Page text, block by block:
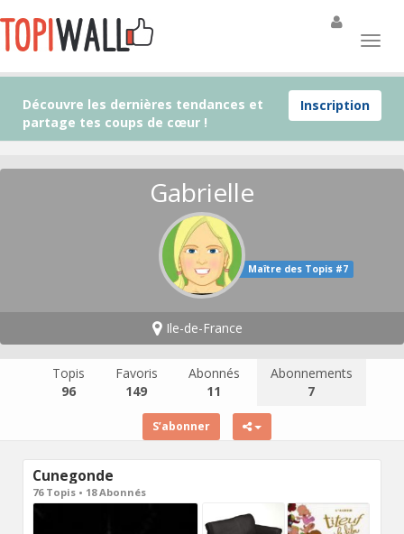
Inscription
Découvre les dernières tendances et
partage tes coups de cœur !
Gabrielle
Maître des Topis #7
Ile-de-France
Topis
96
Favoris
149
Abonnés
11
Abonnements
7
S’abonner
Cunegonde
76 Topis • 18 Abonnés